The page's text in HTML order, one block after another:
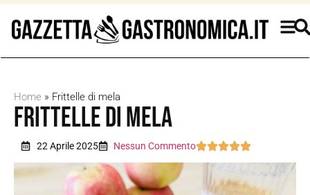
Home » Frittelle di mela
Frittelle di mela
22 Aprile 2025 Nessun Commento